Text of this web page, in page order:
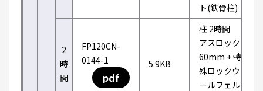
ト(鉄骨柱)
2
時
間
FP120CN-
0144-1
pdf
5.9KB
柱 2時間
アスロック
60mm + 特
殊ロックウ
ールフェル